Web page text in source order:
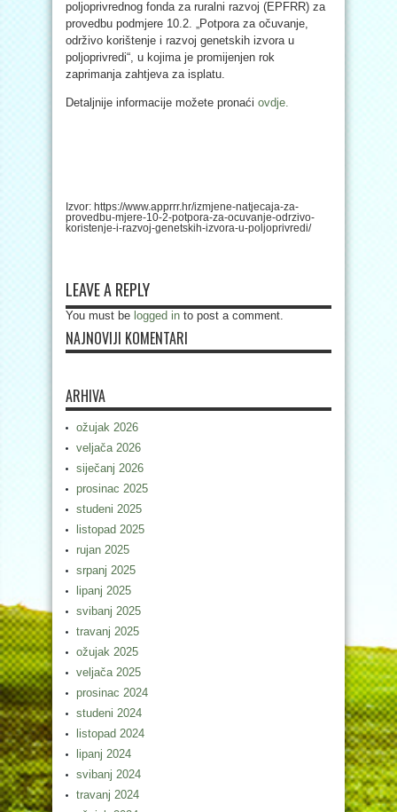
poljoprivrednog fonda za ruralni razvoj (EPFRR) za
provedbu podmjere 10.2. „Potpora za očuvanje,
održivo korištenje i razvoj genetskih izvora u
poljoprivredi“, u kojima je promijenjen rok
zaprimanja zahtjeva za isplatu.
Detaljnije informacije možete pronaći ovdje.
Izvor: https://www.apprrr.hr/izmjene-natjecaja-za-
provedbu-mjere-10-2-potpora-za-ocuvanje-odrzivo-
koristenje-i-razvoj-genetskih-izvora-u-poljoprivredi/
LEAVE A REPLY
You must be logged in to post a comment.
NAJNOVIJI KOMENTARI
ARHIVA
ožujak 2026
veljača 2026
siječanj 2026
prosinac 2025
studeni 2025
listopad 2025
rujan 2025
srpanj 2025
lipanj 2025
svibanj 2025
travanj 2025
ožujak 2025
veljača 2025
prosinac 2024
studeni 2024
listopad 2024
lipanj 2024
svibanj 2024
travanj 2024